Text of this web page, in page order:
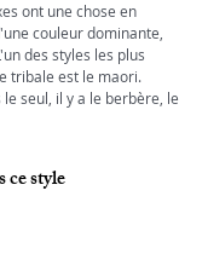
ont une chose en
couleur dominante,
des styles les plus
tribale est le maori.
seul, il y a le berbère, le
ce style